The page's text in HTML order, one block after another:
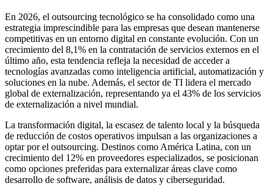
En 2026, el outsourcing tecnológico se ha consolidado como una
estrategia imprescindible para las empresas que desean mantenerse
competitivas en un entorno digital en constante evolución. Con un
crecimiento del 8,1% en la contratación de servicios externos en el
último año, esta tendencia refleja la necesidad de acceder a
tecnologías avanzadas como inteligencia artificial, automatización y
soluciones en la nube. Además, el sector de TI lidera el mercado
global de externalización, representando ya el 43% de los servicios
de externalización a nivel mundial.
La transformación digital, la escasez de talento local y la búsqueda
de reducción de costos operativos impulsan a las organizaciones a
optar por el outsourcing. Destinos como América Latina, con un
crecimiento del 12% en proveedores especializados, se posicionan
como opciones preferidas para externalizar áreas clave como
desarrollo de software, análisis de datos y ciberseguridad.